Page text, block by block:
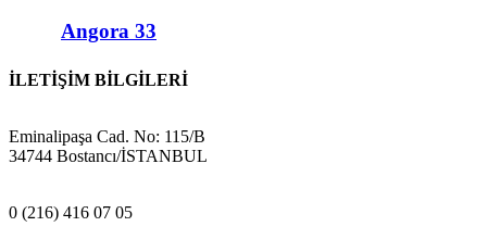
Angora 33
İLETİŞİM BİLGİLERİ
Eminalipaşa Cad. No: 115/B
34744 Bostancı/İSTANBUL
0 (216) 416 07 05